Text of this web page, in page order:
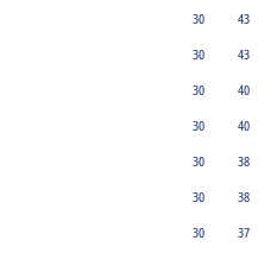
30
43
30
43
30
40
30
40
30
38
30
38
30
37